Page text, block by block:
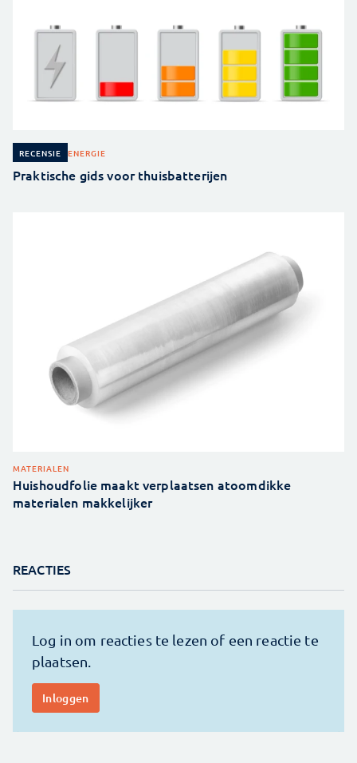
RECENSIE ENERGIE
Praktische gids voor thuisbatterijen
MATERIALEN
Huishoudfolie maakt verplaatsen atoomdikke
materialen makkelijker
REACTIES